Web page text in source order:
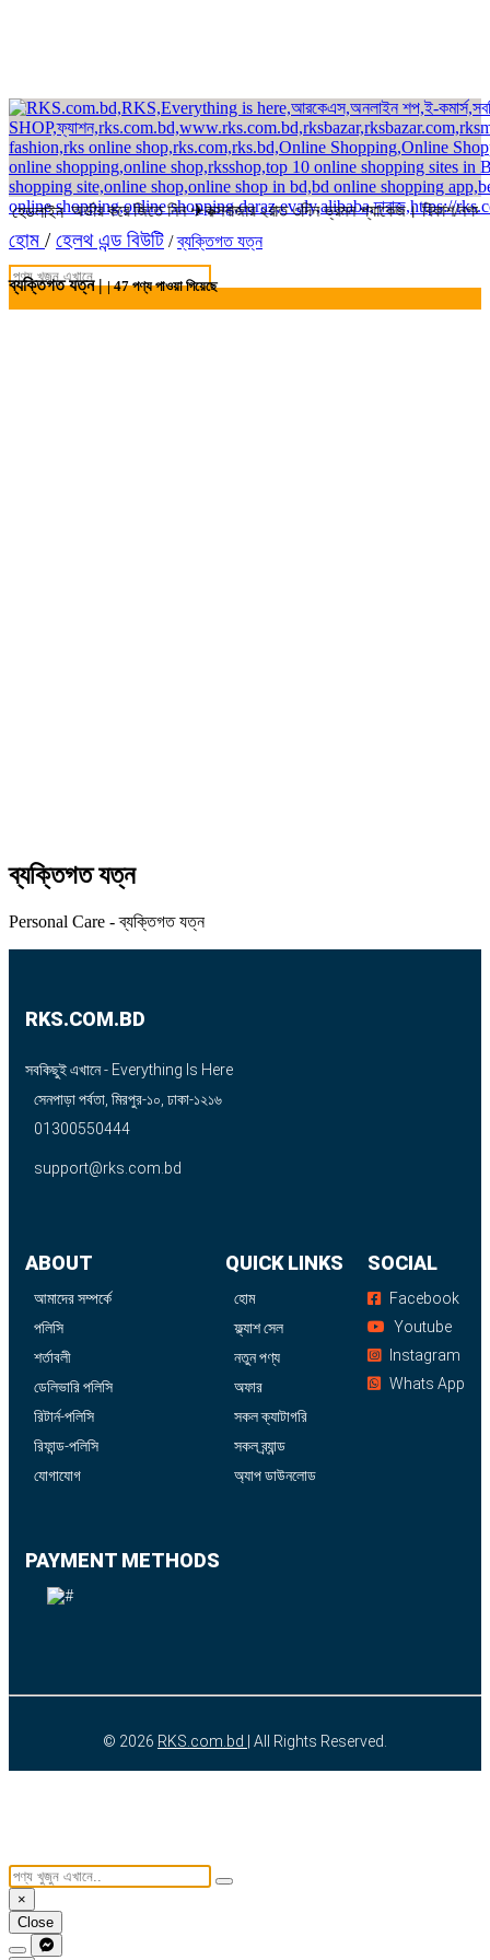
হেডলাইনঅর্ডার করে জিতে নিন ✈কক্সবাজার ২রাত ৩দিন ভ্রমন প্যাকেজ। বিকাশ/নগদ/
হোম /হেলথ এন্ড বিউটি /ব্যক্তিগত যত্ন
ব্যক্তিগত যত্ন ||47পণ্য পাওয়া গিয়েছে
ব্যক্তিগত যত্ন
Personal Care - ব্যক্তিগত যত্ন
RKS.COM.BD
সবকিছুই এখানে - Everything Is Here
সেনপাড়া পর্বতা, মিরপুর-১০, ঢাকা-১২১৬
01300550444
support@rks.com.bd
ABOUT
আমাদের সম্পর্কে
পলিসি
শর্তাবলী
ডেলিভারি পলিসি
রিটার্ন-পলিসি
রিফান্ড-পলিসি
যোগাযোগ
QUICK LINKS
হোম
ফ্ল্যাশ সেল
নতুন পণ্য
অফার
সকল ক্যাটাগরি
সকল ব্র্যান্ড
অ্যাপ ডাউনলোড
SOCIAL
Facebook
Youtube
Instagram
Whats App
PAYMENT METHODS
© 2026 RKS.com.bd | All Rights Reserved.
×
Close